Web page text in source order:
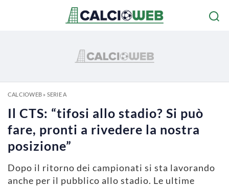
CALCIOWEB» SERIE A
Il CTS: “tifosi allo stadio? Si può
fare, pronti a rivedere la nostra
posizione”
Dopo il ritorno dei campionati si sta lavorando
anche per il pubblico allo stadio. Le ultime